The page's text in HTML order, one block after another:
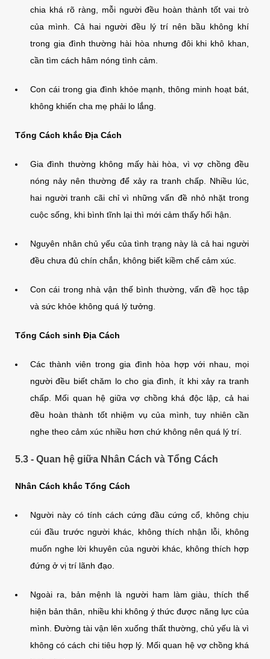
chia khá rõ ràng, mỗi người đều hoàn thành tốt vai trò
của mình. Cả hai người đều lý trí nên bầu không khí
trong gia đình thường hài hòa nhưng đôi khi khô khan,
cần tìm cách hâm nóng tình cảm.
Con cái trong gia đình khỏe mạnh, thông minh hoạt bát,
không khiến cha mẹ phải lo lắng.
Tổng Cách khắc Địa Cách
Gia đình thường không mấy hài hòa, vì vợ chồng đều
nóng nảy nên thường để xảy ra tranh chấp. Nhiều lúc,
hai người tranh cãi chỉ vì những vấn đề nhỏ nhặt trong
cuộc sống, khi bình tĩnh lại thì mới cảm thấy hối hận.
Nguyên nhân chủ yếu của tình trạng này là cả hai người
đều chưa đủ chín chắn, không biết kiềm chế cảm xúc.
Con cái trong nhà vận thế bình thường, vấn đề học tập
và sức khỏe không quá lý tưởng.
Tổng Cách sinh Địa Cách
Các thành viên trong gia đình hòa hợp với nhau, mọi
người đều biết chăm lo cho gia đình, ít khi xảy ra tranh
chấp. Mối quan hệ giữa vợ chồng khá độc lập, cả hai
đều hoàn thành tốt nhiệm vụ của mình, tuy nhiên cần
nghe theo cảm xúc nhiều hơn chứ không nên quá lý trí.
5.3 - Quan hệ giữa Nhân Cách và Tổng Cách
Nhân Cách khắc Tổng Cách
Người này có tính cách cứng đầu cứng cổ, không chịu
cúi đầu trước người khác, không thích nhận lỗi, không
muốn nghe lời khuyên của người khác, không thích hợp
đứng ở vị trí lãnh đạo.
Ngoài ra, bản mệnh là người ham làm giàu, thích thể
hiện bản thân, nhiều khi không ý thức được năng lực của
mình. Đường tài vận lên xuống thất thường, chủ yếu là vì
không có cách chi tiêu hợp lý. Mối quan hệ vợ chồng khá